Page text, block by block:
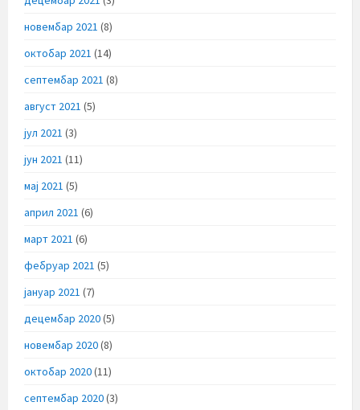
новембар 2021 (8)
октобар 2021 (14)
септембар 2021 (8)
август 2021 (5)
јул 2021 (3)
јун 2021 (11)
мај 2021 (5)
април 2021 (6)
март 2021 (6)
фебруар 2021 (5)
јануар 2021 (7)
децембар 2020(5)
новембар 2020(8)
октобар 2020(11)
септембар 2020(3)